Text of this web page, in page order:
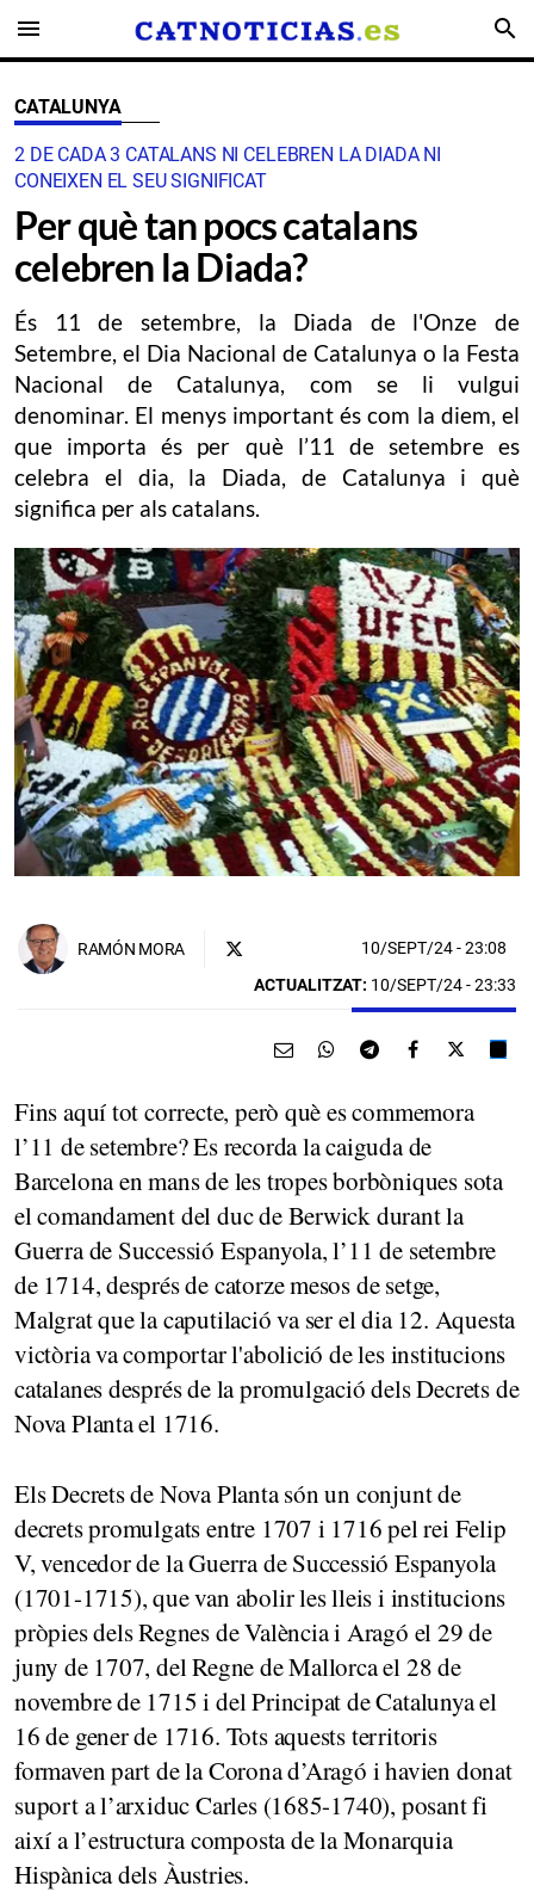
menu search
CATALUNYA
2 DE CADA 3 CATALANS NI CELEBREN LA DIADA NI
CONEIXEN EL SEU SIGNIFICAT
Per què tan pocs catalans
celebren la Diada?
És 11 de setembre, la Diada de l'Onze de
Setembre, el Dia Nacional de Catalunya o la Festa
Nacional de Catalunya, com se li vulgui
denominar. El menys important és com la diem, el
que importa és per què l’11 de setembre es
celebra el dia, la Diada, de Catalunya i què
significa per als catalans.
RAMÓN MORA 10/SEPT/24- 23:08
ACTUALITZAT: 10/SEPT/24 - 23:33
Fins aquí tot correcte, però què es commemora
l’11 de setembre? Es recorda la caiguda de
Barcelona en mans de les tropes borbòniques sota
el comandament del duc de Berwick durant la
Guerra de Successió Espanyola, l’11 de setembre
de 1714, després de catorze mesos de setge,
Malgrat que la caputilació va ser el dia 12. Aquesta
victòria va comportar l'abolició de les institucions
catalanes després de la promulgació dels Decrets de
Nova Planta el 1716.
Els Decrets de Nova Planta són un conjunt de
decrets promulgats entre 1707 i 1716 pel rei Felip
V, vencedor de la Guerra de Successió Espanyola
(1701-1715), que van abolir les lleis i institucions
pròpies dels Regnes de València i Aragó el 29 de
juny de 1707, del Regne de Mallorca el 28 de
novembre de 1715 i del Principat de Catalunya el
16 de gener de 1716. Tots aquests territoris
formaven part de la Corona d’Aragó i havien donat
suport a l’arxiduc Carles (1685-1740), posant fi
així a l’estructura composta de la Monarquia
Hispànica dels Àustries.